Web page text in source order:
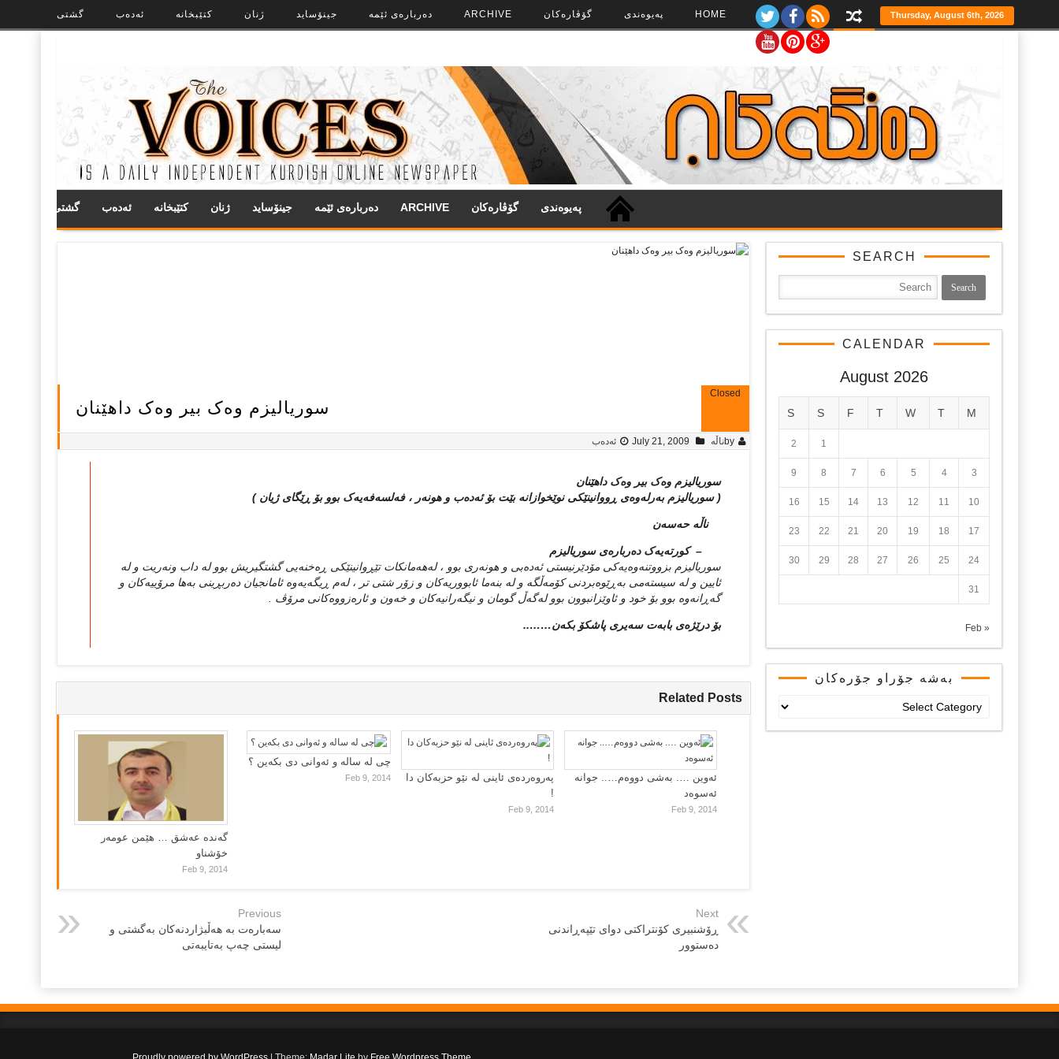
گشتی ئەدەب کتێبخانە ژنان جینۆساید ده‌رباره‌ی ئێمه ARCHIVE گۆڤاره‌کان په‌‌یوه‌ندی HOME Thursday, August 6th, 2026
گشتی ئەدەب کتێبخانە ژنان جینۆساید ده‌رباره‌ی ئێمه ARCHIVE گۆڤاره‌کان په‌‌یوه‌ندی
سوریالیزم وه‌ک بیر وه‌ک داهێنان
Closed
byناڵه‌ July 21, 2009 ئەدەب
سوریالیزم وه‌ک بیر وه‌ک داهێنان
( سوریالیزم به‌رله‌وه‌ی ڕووانینێکی نوێخوازانه‌ بێت بۆ ئه‌ده‌ب و هونه‌ر ، فه‌لسه‌فه‌یه‌ک بوو بۆ ڕێگای ژیان )
ناڵه‌ حه‌سه‌ن
– کورته‌یه‌ک ده‌رباره‌ی سوریالیزم
سوریالیزم بزووتنه‌وه‌یه‌کی مۆدێرنیستی ئه‌ده‌بی و هونه‌ری بوو ، له‌هه‌مانکات تێڕوانینێکی ڕه‌خنه‌یی گشتگیریش بوو له‌ داب ونه‌ریت و له‌
ئایین و له‌ سیسته‌می به‌ڕێوه‌بردنی کۆمه‌ڵگه‌ و له‌ بنه‌ما ئابووریه‌کان و زۆر شتی تر ، له‌م ڕیگه‌یه‌وه‌ ئامانجیان ده‌ربڕینی به‌ها مرۆییه‌کان و
گه‌ڕانه‌وه‌ بوو بۆ خود و ئاوێزانبوون بوو له‌گه‌ڵ گومان و نیگه‌رانیه‌کان و خه‌ون و ئاره‌زووه‌کانی مرۆڤ .
بۆ درێژه‌ی بابه‌ت سه‌یری پاشکۆ بکه‌ن……..
Related Posts
گه‌نده‌ عه‌شق … هێمن عومه‌ر
خۆشناو
Feb 9, 2014
چی لە سالە و ئەوانی دی بكەین ؟
Feb 9, 2014
پەروەردەی ئاینی لە نێو حزبەکان دا
!
Feb 9, 2014
ئەوین …. بەشی دووەم….. جوانە
ئەسوەد
Feb 9, 2014
Previous
سه‌باره‌ت به‌ هه‌ڵبژاردنه‌کان به‌گشتی و
لیستی چه‌پ به‌تایبه‌تی
Next
ڕۆشنبیری کۆنتراکتی دوای تێپه‌ڕاندنی
ده‌ستوور
SEARCH
CALENDAR
August 2026
M
T
W
T
F
S
S
1
2
3
4
5
6
7
8
9
10
11
12
13
14
15
16
17
18
19
20
21
22
23
24
25
26
27
28
29
30
31
« Feb
بەشە جۆراو جۆرەکان
جۆرەکان